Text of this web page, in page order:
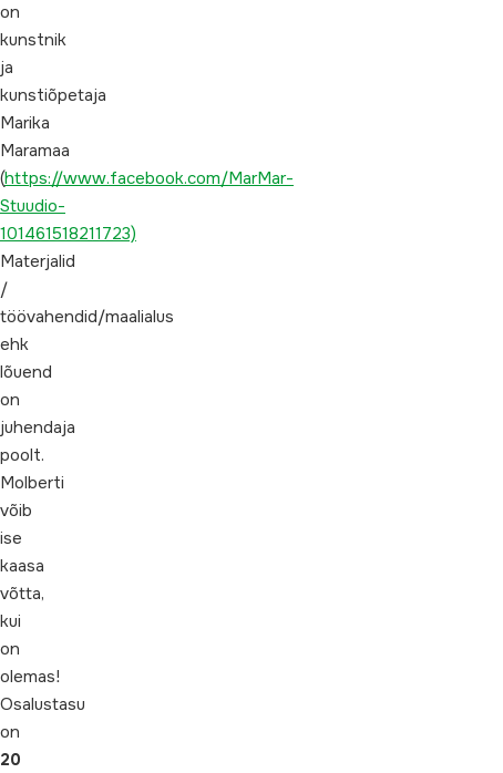
on
kunstnik
ja
kunstiõpetaja
Marika
Maramaa
(https://www.facebook.com/MarMar-
Stuudio-
101461518211723)
Materjalid
/
töövahendid/maalialus
ehk
lõuend
on
juhendaja
poolt.
Molberti
võib
ise
kaasa
võtta,
kui
on
olemas!
Osalustasu
on
20